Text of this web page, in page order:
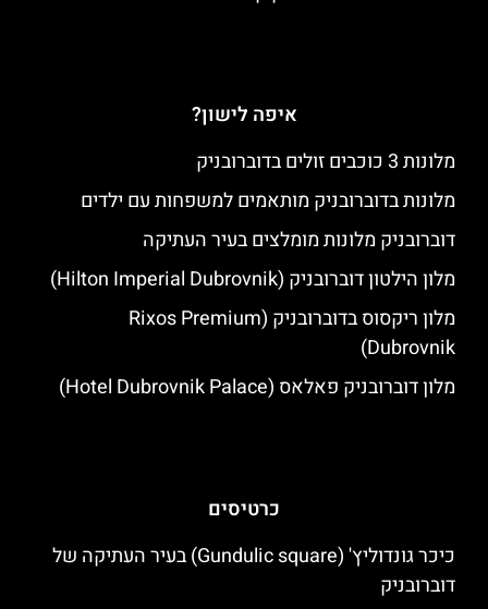
איפה לישון?
מלונות 3 כוכבים זולים בדוברובניק
מלונות בדוברובניק מותאמים למשפחות עם ילדים
דוברובניק מלונות מומלצים בעיר העתיקה
מלון הילטון דוברובניק (Hilton Imperial Dubrovnik)
מלון ריקסוס בדוברובניק (Rixos Premium
Dubrovnik)
מלון דוברובניק פאלאס (Hotel Dubrovnik Palace)
כרטיסים
כיכר גונדוליץ' (Gundulic square) בעיר העתיקה של
דוברובניק